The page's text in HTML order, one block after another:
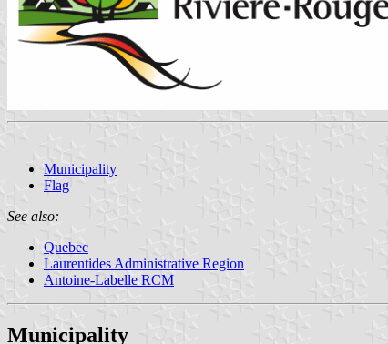
Municipality
Flag
See also:
Quebec
Laurentides Administrative Region
Antoine-Labelle RCM
Municipality